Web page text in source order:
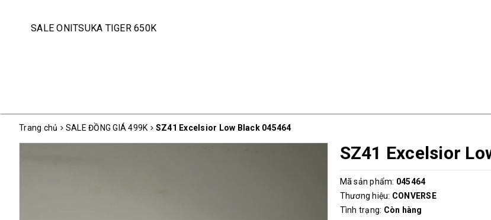
SALE ONITSUKA TIGER 650K
Trang chủ SALE ĐỒNG GIÁ 499K SZ41 Excelsior Low Black 045464
SZ41 Excelsior
Mã sản phẩm: 045464
Thương hiệu: CONVERSE
Tình trạng: Còn hàng